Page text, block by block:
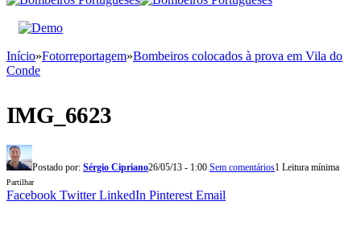
Início»Fotorreportagem»Bombeiros colocados à prova em Vila do
Conde
IMG_6623
Postado por: Sérgio Cipriano26/05/13 - 1:00 Sem comentários1 Leitura mínima
Partilhar
Facebook Twitter LinkedIn Pinterest Email